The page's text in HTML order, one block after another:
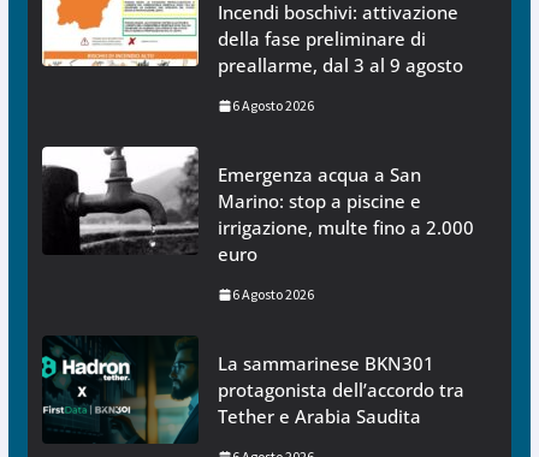
Incendi boschivi: attivazione
della fase preliminare di
preallarme, dal 3 al 9 agosto
6 Agosto 2026
Emergenza acqua a San
Marino: stop a piscine e
irrigazione, multe fino a 2.000
euro
6 Agosto 2026
La sammarinese BKN301
protagonista dell’accordo tra
Tether e Arabia Saudita